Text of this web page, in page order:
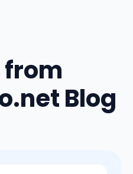
from
Blog